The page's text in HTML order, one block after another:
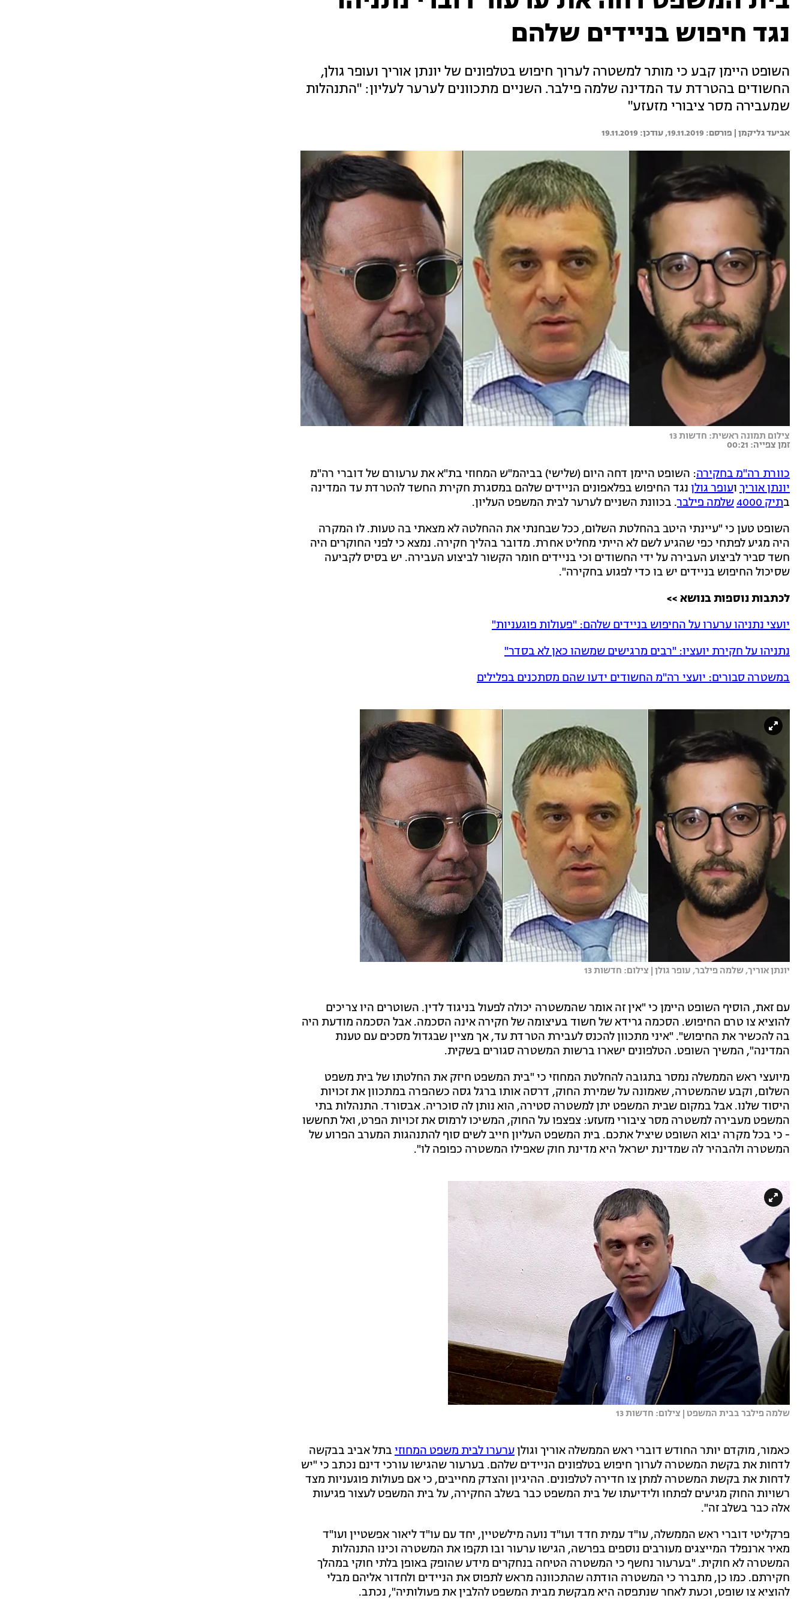
נגד חיפוש בניידים שלהם
השופט היימן קבע כי מותר למשטרה לערוך חיפוש בטלפונים של יונתן אוריך ועופר גולן,
החשודים בהטרדת עד המדינה שלמה פילבר. השניים מתכוונים לערער לעליון: "התנהלות
שמעבירה מסר ציבורי מזעזע"
אביעד גליקמן | 19.11.2019
19.11.2019
צילום תמונה ראשית: חדשות 13
זמן צפייה: 00:21
כוורת רה"מ בחקירה: השופט היימן דחה היום (שלישי) בביהמ"ש המחוזי בת"א את ערעורם של דוברי רה"מ
יונתן אוריך ועופר גולן נגד החיפוש בפלאפונים הניידים שלהם במסגרת חקירת החשד להטרדת עד המדינה
בתיק 4000 שלמה פילבר. בכוונת השניים לערער לבית המשפט העליון.
השופט טען כי "עיינתי היטב בהחלטת השלום, ככל שבחנתי את ההחלטה לא מצאתי בה טעות. לו המקרה
היה מגיע לפתחי כפי שהגיע לשם לא הייתי מחליט אחרת. מדובר בהליך חקירה. נמצא כי לפני החוקרים היה
חשד סביר לביצוע העבירה על ידי החשודים וכי בניידים חומר הקשור לביצוע העבירה. יש בסיס לקביעה
שסיכול החיפוש בניידים יש בו כדי לפגוע בחקירה".
לכתבות נוספות בנושא >>
יועצי נתניהו ערערו על החיפוש בניידים שלהם: "פעולות פוגעניות"
נתניהו על חקירת יועציו: "רבים מרגישים שמשהו כאן לא בסדר"
במשטרה סבורים: יועצי רה"מ החשודים ידעו שהם מסתכנים בפלילים
יונתן אוריך, שלמה פילבר, עופר גולן | צילום: חדשות 13
עם זאת, הוסיף השופט היימן כי "אין זה אומר שהמשטרה יכולה לפעול בניגוד לדין. השוטרים היו צריכים
להוציא צו טרם החיפוש. הסכמה גרידא של חשוד בעיצומה של חקירה אינה הסכמה. אבל הסכמה מודעת היה
בה להכשיר את החיפוש". "איני מתכוון להכנס לעבירת הטרדת עד, אך מציין שבגדול מסכים עם טענת
המדינה", המשיך השופט. הטלפונים ישארו ברשות המשטרה סגורים בשקית.
מיועצי ראש הממשלה נמסר בתגובה להחלטת המחוזי כי "בית המשפט חיזק את החלטתו של בית משפט
השלום, וקבע שהמשטרה, שאמונה על שמירת החוק, דרסה אותו ברגל גסה כשהפרה במתכוון את זכויות
היסוד שלנו. אבל במקום שבית המשפט יתן למשטרה סטירה, הוא נותן לה סוכריה. אבסורד. התנהלות בתי
המשפט מעבירה למשטרה מסר ציבורי מזעזע: צפצפו על החוק, המשיכו לרמוס את זכויות הפרט, ואל תחששו
- כי בכל מקרה יבוא השופט שיציל אתכם. בית המשפט העליון חייב לשים סוף להתנהגות המערב הפרוע של
המשטרה ולהבהיר לה שמדינת ישראל היא מדינת חוק שאפילו המשטרה כפופה לו".
שלמה פילבר בבית המשפט | צילום: חדשות 13
כאמור, מוקדם יותר החודש דוברי ראש הממשלה אוריך וגולןערערו לבית משפט המחוזי בתל אביב בבקשה
לדחות את בקשת המשטרה לערוך חיפוש בטלפונים הניידים שלהם. בערעור שהגישו עורכי דינם נכתב כי "יש
לדחות את בקשת המשטרה למתן צו חדירה לטלפונים. ההיגיון והצדק מחייבים, כי אם פעולות פוגעניות מצד
רשויות החוק מגיעים לפתחו ולידיעתו של בית המשפט כבר בשלב החקירה, על בית המשפט לעצור פגיעות
אלה כבר בשלב זה".
פרקליטי דוברי ראש הממשלה, עו"ד עמית חדד ועו"ד נועה מילשטיין, יחד עם עו"ד ליאור אפשטיין ועו"ד
מאיר ארנפלד המייצגים מעורבים נוספים בפרשה, הגישו ערעור ובו תקפו את המשטרה וכינו התנהלות
המשטרה לא חוקית. "בערעור נחשף כי המשטרה הטיחה בנחקרים מידע שהופק באופן בלתי חוקי במהלך
חקירתם. כמו כן, מתברר כי המשטרה הודתה שהתכוונה מראש לתפוס את הניידים ולחדור אליהם מבלי
להוציא צו שופט, וכעת לאחר שנתפסה היא מבקשת מבית המשפט להלבין את פעולותיה", נכתב.